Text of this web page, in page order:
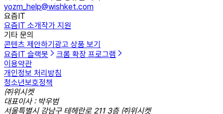
yozm_help@wishket.com
요즘IT
요즘IT 소개작가 지원
기타 문의
콘텐츠 제안하기 광고 상품 보기
요즘IT 슬랙봇
크롬 확장 프로그램
이용약관
개인정보 처리방침
청소년보호정책
㈜위시켓
대표이사 : 박우범
서울특별시 강남구 테헤란로 211 3층 ㈜위시켓